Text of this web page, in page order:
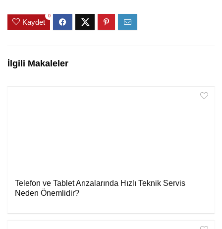
Kaydet
0
İlgili Makaleler
Telefon ve Tablet Arızalarında Hızlı Teknik Servis
Neden Önemlidir?